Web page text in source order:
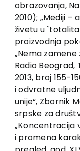
obrazovanja,
2010); „Mediji
živetu u
proizvodnja
„Nema
Radio Beograd,
2013, broj 155-
i odvratne
unije“, Zbornik
srpske za
„Кoncentracija
i promena